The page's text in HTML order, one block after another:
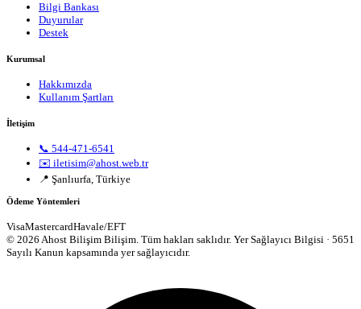
Bilgi Bankası
Duyurular
Destek
Kurumsal
Hakkımızda
Kullanım Şartları
İletişim
📞 544-471-6541
✉️ iletisim@ahost.web.tr
📍 Şanlıurfa, Türkiye
Ödeme Yöntemleri
VisaMastercardHavale/EFT
© 2026 Ahost Bilişim Bilişim. Tüm hakları saklıdır. Yer Sağlayıcı Bilgisi · 5651
Sayılı Kanun kapsamında yer sağlayıcıdır.